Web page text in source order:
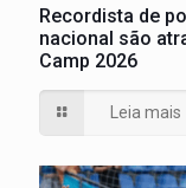
Recordista de
nacional são
Camp 2026
Leia mais